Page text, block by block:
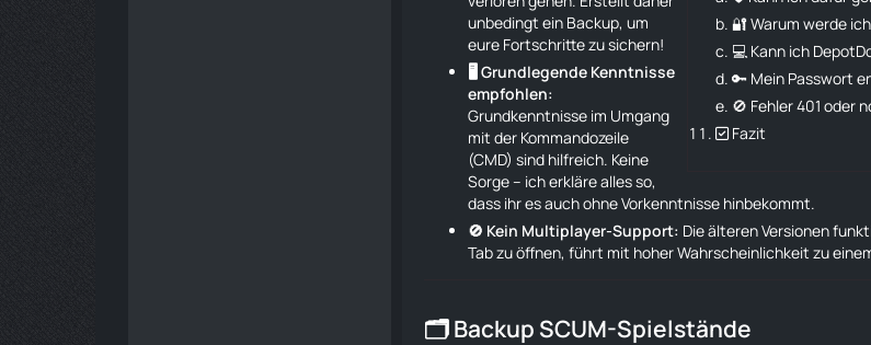
🔐 Warum werde
💻 Kann ich
🔑 Mein Passwort
🚫 Fehler 401 oder
✅ Fazit
unbedingt ein Backup, um
eure Fortschritte zu sichern!
🖥️ Grundlegende Kenntnisse
empfohlen:
Grundkenntnisse im Umgang
mit der Kommandozeile
(CMD) sind hilfreich. Keine
Sorge – ich erkläre alles so,
dass ihr es auch ohne Vorkenntnisse hinbekommt.
🚫 Kein Multiplayer-Support: Die älteren Versionen
Tab zu öffnen, führt mit hoher Wahrscheinlichkeit zu
🗂️ Backup SCUM-Spielstände